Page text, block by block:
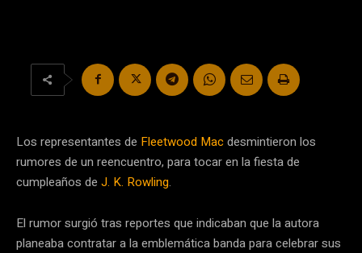
Los representantes de Fleetwood Macdesmintieron los
rumores de un reencuentro, para tocar en la fiesta de
cumpleaños de J. K. Rowling.
El rumor surgió tras reportes que indicaban que la autora
planeaba contratar a la emblemática banda para celebrar sus